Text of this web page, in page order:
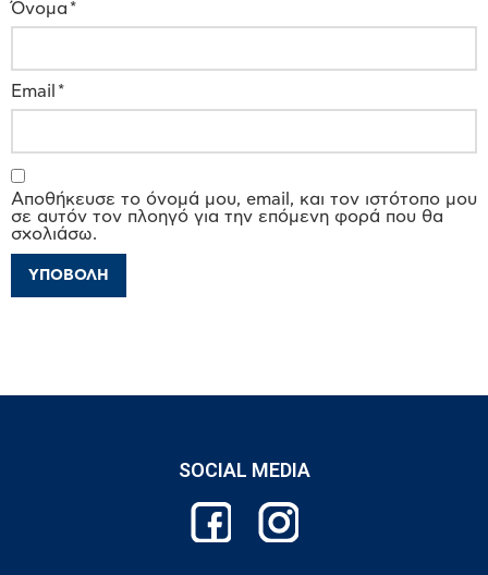
Όνομα *
Email *
Αποθήκευσε το όνομά μου, email, και τον ιστότοπο μου
σε αυτόν τον πλοηγό για την επόμενη φορά που θα
σχολιάσω.
SOCIAL MEDIA